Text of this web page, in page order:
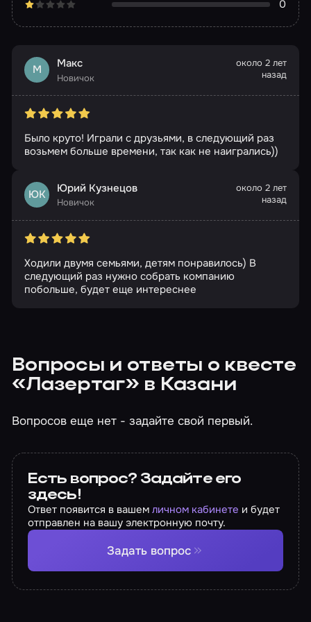
0
М Макс
Новичок
около 2 лет
назад
Было круто! Играли с друзьями, в следующий раз
возьмем больше времени, так как не наигрались))
ЮК Юрий Кузнецов
Новичок
около 2 лет
назад
Ходили двумя семьями, детям понравилось) В
следующий раз нужно собрать компанию
побольше, будет еще интереснее
Вопросы и ответы о квесте
«Лазертаг» в Казани
Вопросов еще нет - задайте свой первый.
Есть вопрос? Задайте его
здесь!
Ответ появится в вашем личном кабинете и будет
отправлен на вашу электронную почту.
Задать вопрос